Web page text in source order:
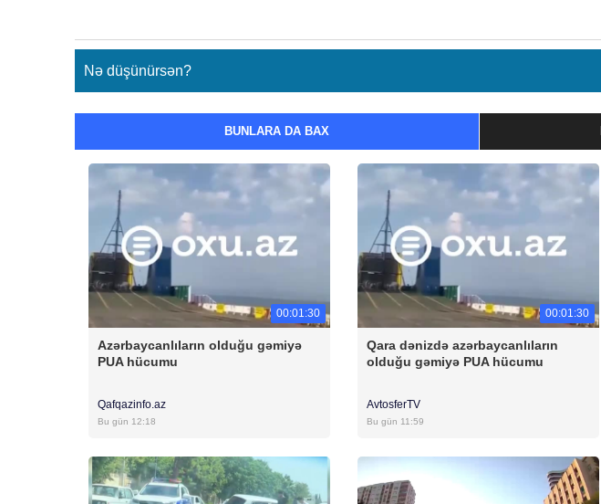
Nə düşünürsən?
BUNLARA DA BAX
00:01:30
Azərbaycanlıların olduğu gəmiyə
PUA hücumu
Qafqazinfo.az
Bu gün 12:18
00:01:30
Qara dənizdə azərbaycanlıların
olduğu gəmiyə PUA hücumu
AvtosferTV
Bu gün 11:59